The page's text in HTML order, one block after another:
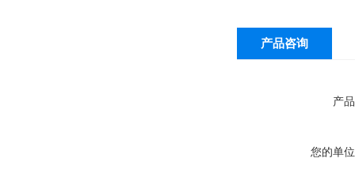
产品咨询
产
您的单